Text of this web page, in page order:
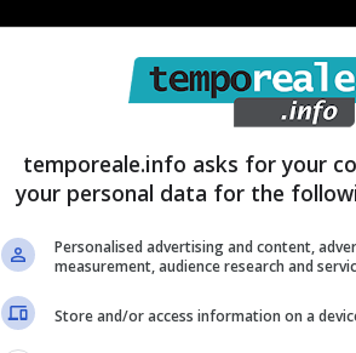
temporeale.info asks for your
your personal data for the
Personalised advertising and content,
measurement, audience research and
Store and/or access information on a